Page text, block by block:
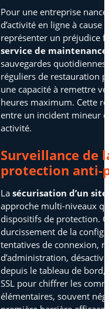
Pour une entreprise
d’activité en ligne à cause
représenter un préjudice
service de
sauvegardes
réguliers de restauration
une capacité à remettre
heures maximum. Cette
entre un incident mineur
activité.
Surveillance de
protection anti-
La sécurisation d’un site
approche multi-niveaux
dispositifs de protection.
durcissement de la
tentatives de connexion,
d’administration,
depuis le tableau de
SSL pour chiffrer les
élémentaires, souvent